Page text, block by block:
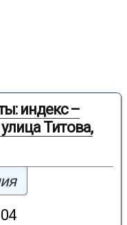
индекс –
Титова,